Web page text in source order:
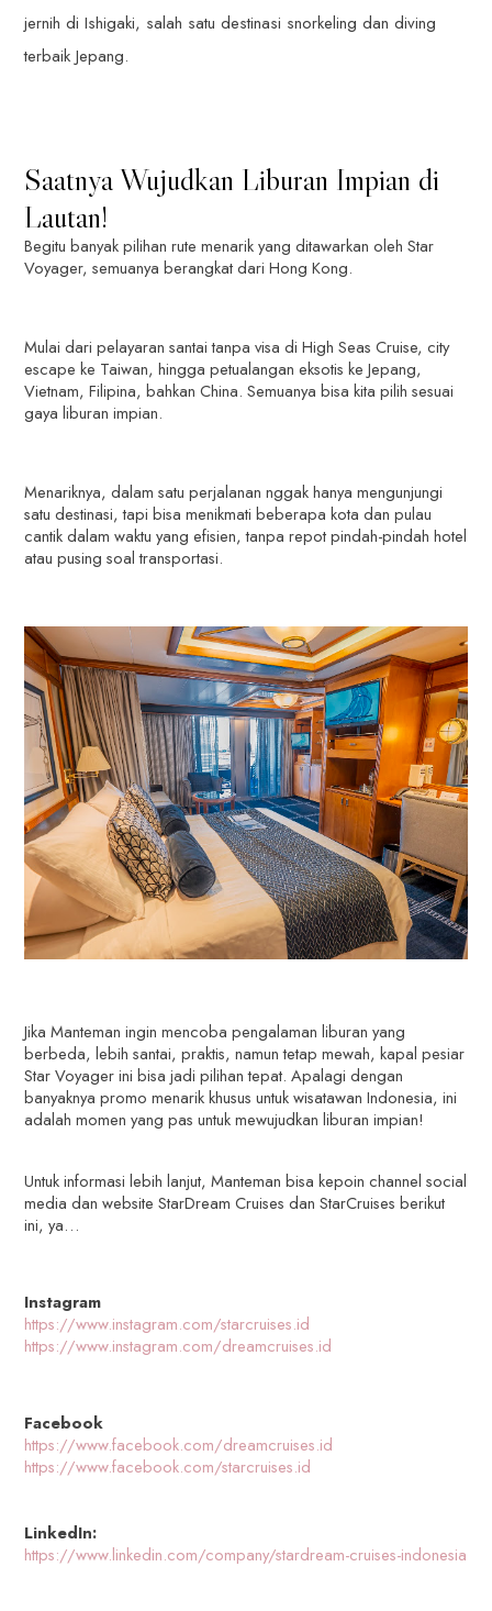
jernih di Ishigaki, salah satu destinasi snorkeling dan diving
terbaik Jepang.
Saatnya Wujudkan Liburan Impian di
Lautan!
Begitu banyak pilihan rute menarik yang ditawarkan oleh Star
Voyager, semuanya berangkat dari Hong Kong.
Mulai dari pelayaran santai tanpa visa di High Seas Cruise, city
escape ke Taiwan, hingga petualangan eksotis ke Jepang,
Vietnam, Filipina, bahkan China. Semuanya bisa kita pilih sesuai
gaya liburan impian.
Menariknya, dalam satu perjalanan nggak hanya mengunjungi
satu destinasi, tapi bisa menikmati beberapa kota dan pulau
cantik dalam waktu yang efisien, tanpa repot pindah-pindah hotel
atau pusing soal transportasi.
Jika Manteman ingin mencoba pengalaman liburan yang
berbeda, lebih santai, praktis, namun tetap mewah, kapal pesiar
Star Voyager ini bisa jadi pilihan tepat. Apalagi dengan
banyaknya promo menarik khusus untuk wisatawan Indonesia, ini
adalah momen yang pas untuk mewujudkan liburan impian!
Untuk informasi lebih lanjut, Manteman bisa kepoin channel social
media dan website StarDream Cruises dan StarCruises berikut
ini, ya…
Instagram
https://www.instagram.com/starcruises.id
https://www.instagram.com/dreamcruises.id
Facebook
https://www.facebook.com/dreamcruises.id
https://www.facebook.com/starcruises.id
LinkedIn:
https://www.linkedin.com/company/stardream-cruises-indonesia